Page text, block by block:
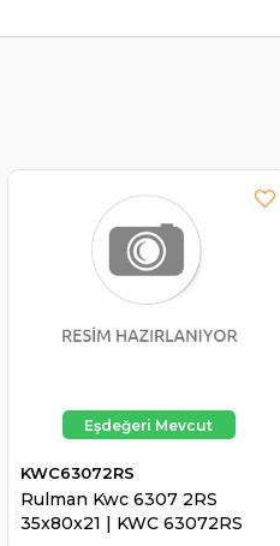
Rulman Kwc 6307 2RS
35x80x21 | KWC 63072RS
KWC63072RS